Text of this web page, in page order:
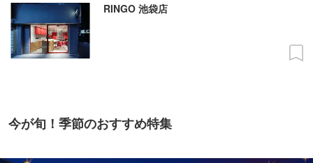
RINGO 池袋店
今が旬！季節のおすすめ特集